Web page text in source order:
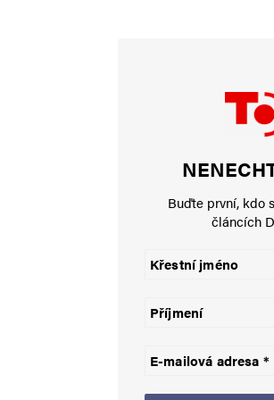
Konopásek
Bohužel to
14. 6. 2024 (21:59)
No ono
o boji za
uvažovat o
Buďte první, kdo
článcích